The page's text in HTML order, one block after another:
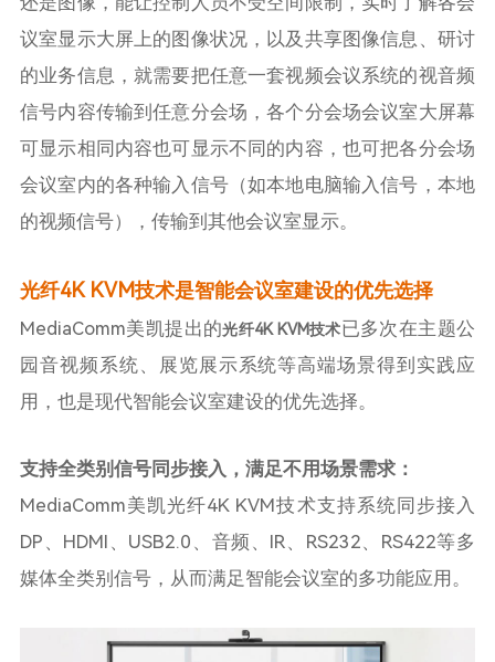
议室显示大屏上的图像状况，以及共享图像信息、研讨
的业务信息，就需要把任意一套视频会议系统的视音频
信号内容传输到任意分会场，各个分会场会议室大屏幕
可显示相同内容也可显示不同的内容，也可把各分会场
会议室内的各种输入信号（如本地电脑输入信号，本地
的视频信号），传输到其他会议室显示。
光纤4K KVM技术是智能会议室建设的优先选择
MediaComm美凯提出的光纤4K KVM技术已多次在主题公
园音视频系统、展览展示系统等高端场景得到实践应
用，也是现代智能会议室建设的优先选择。
支持全类别信号同步接入，满足不用场景需求：
MediaComm美凯光纤4K KVM技术支持系统同步接入
DP、HDMI、USB2.0、音频、IR、RS232、RS422等多
媒体全类别信号，从而满足智能会议室的多功能应用。